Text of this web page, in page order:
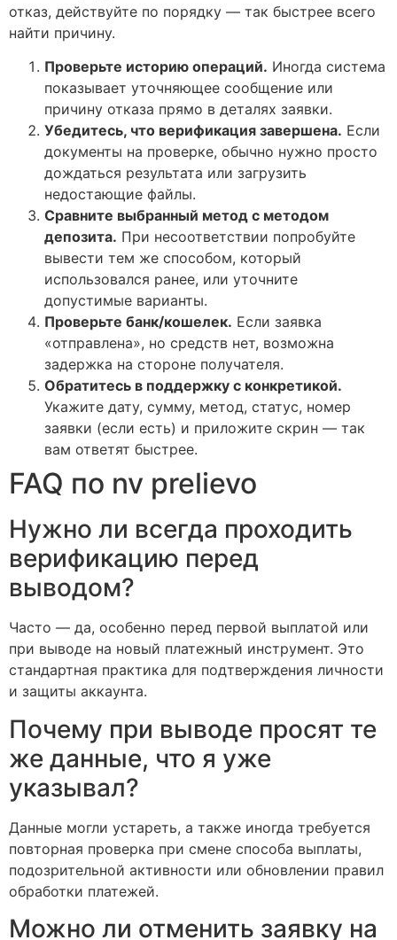
отказ, действуйте по порядку — так быстрее всего
найти причину.
Проверьте историю операций. Иногда система
показывает уточняющее сообщение или
причину отказа прямо в деталях заявки.
Убедитесь, что верификация завершена. Если
документы на проверке, обычно нужно просто
дождаться результата или загрузить
недостающие файлы.
Сравните выбранный метод с методом
депозита. При несоответствии попробуйте
вывести тем же способом, который
использовался ранее, или уточните
допустимые варианты.
Проверьте банк/кошелек. Если заявка
«отправлена», но средств нет, возможна
задержка на стороне получателя.
Обратитесь в поддержку с конкретикой.
Укажите дату, сумму, метод, статус, номер
заявки (если есть) и приложите скрин — так
вам ответят быстрее.
FAQ по nv prelievo
Нужно ли всегда проходить
верификацию перед
выводом?
Часто — да, особенно перед первой выплатой или
при выводе на новый платежный инструмент. Это
стандартная практика для подтверждения личности
и защиты аккаунта.
Почему при выводе просят те
же данные, что я уже
указывал?
Данные могли устареть, а также иногда требуется
повторная проверка при смене способа выплаты,
подозрительной активности или обновлении правил
обработки платежей.
Можно ли отменить заявку на